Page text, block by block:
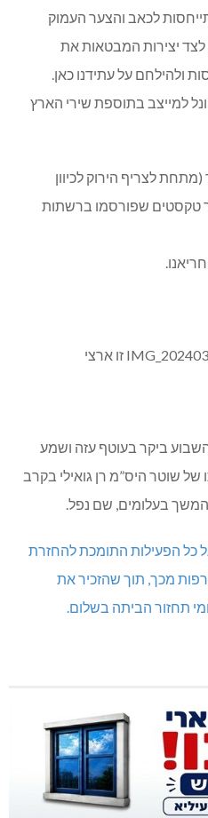
לכאב והצער העמוק
את ארצנו בשבת 7/10, לצד יצירות המבטאות את
ולהילחם על עתידנו כאן.
למייצב בתוספת שירי הארץ
לצריף הירוק לכיוון
טקסטים שפורסמו ברשתות
ביקר בעוטף עזה ושמע
שוטר היס”מ רן גואילי בקרב
בעלומים, שם נפל.
כל הפעילות התומכת להחזרת
מכך, תוך שהזכיר את
תחזור הביתה בשלום.